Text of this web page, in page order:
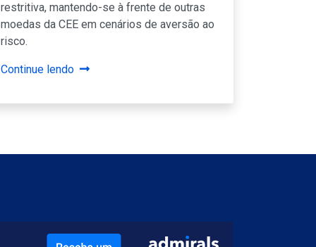
restritiva, mantendo-se à frente de outras
moedas da CEE em cenários de aversão ao
risco.
Continue lendo